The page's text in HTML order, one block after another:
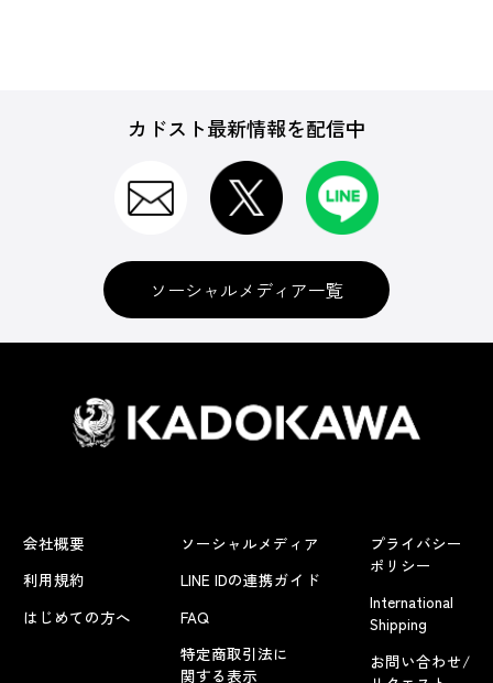
カドスト最新情報を配信中
ソーシャルメディア一覧
会社概要
利用規約
はじめての方へ
ソーシャルメディア
LINE IDの連携ガイド
FAQ
特定商取引法に
関する表示
プライバシー
ポリシー
International
Shipping
お問い合わせ/